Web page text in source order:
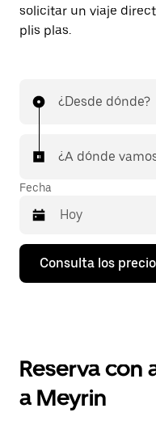
solicitar un viaje
plis plas.
¿Desde dónde?
¿A dónde
Fecha
Pulsa
flecha
calendario
seleccionar
Consulta los
Reserva con
a Meyrin